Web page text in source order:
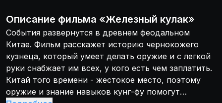
Описание фильма «Железный кулак»
События развернутся в древнем феодальном
Китае. Фильм расскажет историю чернокожего
кузнеца, который умеет делать оружие и с легкой
руки снабжает им всех, у кого есть чем заплатить.
Китай того времени - жестокое место, поэтому
оружие и знание навыков кунг-фу помогут